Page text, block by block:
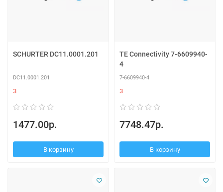
SCHURTER DC11.0001.201
DC11.0001.201
3
1477.00р.
В корзину
TE Connectivity 7-6609940-
4
7-6609940-4
3
7748.47р.
В корзину